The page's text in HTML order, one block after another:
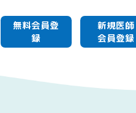
無料会員登
録
新規医師
会員登録